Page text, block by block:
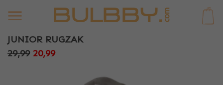
JUNIOR RUGZAK
29,99 20,99